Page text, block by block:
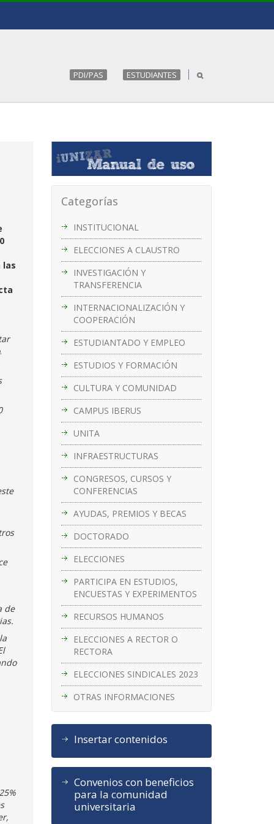
PDI/PAS ESTUDIANTES
Categorías
INSTITUCIONAL
ELECCIONES A CLAUSTRO
INVESTIGACIÓN Y
TRANSFERENCIA
INTERNACIONALIZACIÓN Y
COOPERACIÓN
ESTUDIANTADO Y EMPLEO
ESTUDIOS Y FORMACIÓN
CULTURA Y COMUNIDAD
CAMPUS IBERUS
UNITA
INFRAESTRUCTURAS
CONGRESOS, CURSOS Y
CONFERENCIAS
AYUDAS, PREMIOS Y BECAS
DOCTORADO
ELECCIONES
PARTICIPA EN ESTUDIOS,
ENCUESTAS Y EXPERIMENTOS
RECURSOS HUMANOS
ELECCIONES A RECTOR O
RECTORA
ELECCIONES SINDICALES 2023
OTRAS INFORMACIONES
Insertar contenidos
Convenios con beneficios
para la comunidad
universitaria
las
.
de